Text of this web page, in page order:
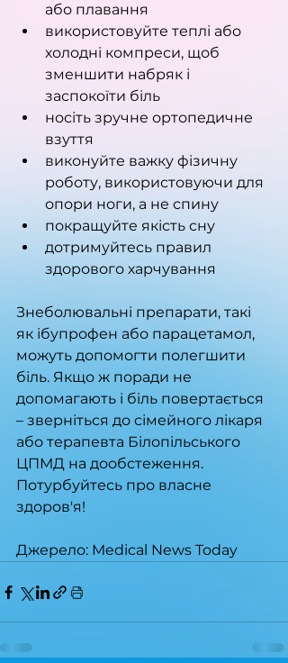
або плавання
використовуйте теплі або
холодні компреси, щоб
зменшити набряк і
заспокоїти біль
носіть зручне ортопедичне
взуття
виконуйте важку фізичну
роботу, використовуючи для
опори ноги, а не спину
покращуйте якість сну
дотримуйтесь правил
здорового харчування
Знеболювальні препарати, такі
як ібупрофен або парацетамол,
можуть допомогти полегшити
біль. Якщо ж поради не
допомагають і біль повертається
– зверніться до сімейного лікаря
або терапевта Білопільського
ЦПМД на дообстеження.
Потурбуйтесь про власне
здоров'я!
Джерело: Medical News Today